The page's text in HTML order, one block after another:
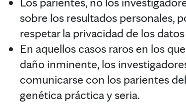
sobre los resultados personales,
respetar la privacidad de los
En aquellos casos raros en los
daño inminente, los
comunicarse con los parientes
genética práctica y seria.